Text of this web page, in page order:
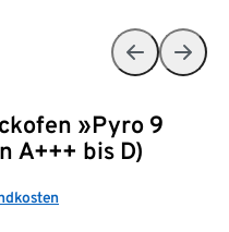
»Pyro 9
A+++ bis D)